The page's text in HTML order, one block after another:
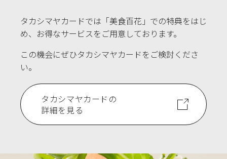
タカシマヤカードでは「美食百花」での特典をはじ
め、お得なサービスをご用意しております。
この機会にぜひタカシマヤカードをご検討くださ
い。
タカシマヤカードの
詳細を見る